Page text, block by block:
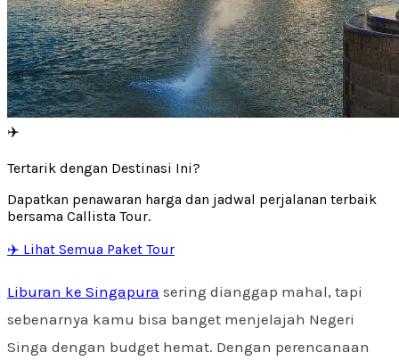
✈️
Tertarik dengan Destinasi Ini?
Dapatkan penawaran harga dan jadwal perjalanan terbaik
bersama Callista Tour.
✈️ Lihat Semua Paket Tour
Liburan ke Singapura sering dianggap mahal, tapi
sebenarnya kamu bisa banget menjelajah Negeri
Singa dengan budget hemat. Dengan perencanaan